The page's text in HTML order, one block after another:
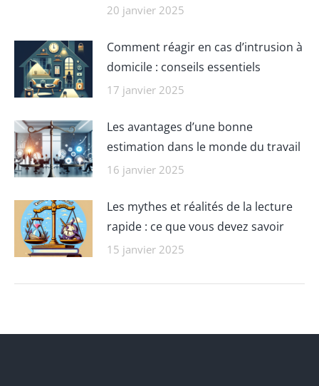
20 janvier 2025
Comment réagir en cas d’intrusion à
domicile : conseils essentiels
17 janvier 2025
Les avantages d’une bonne
estimation dans le monde du travail
16 janvier 2025
Les mythes et réalités de la lecture
rapide : ce que vous devez savoir
15 janvier 2025